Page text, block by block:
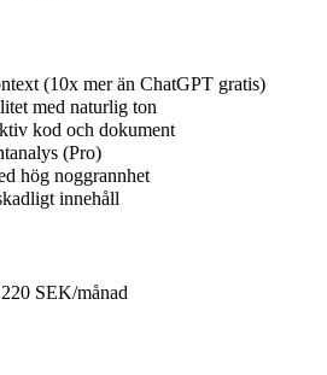
(10x mer än ChatGPT gratis)
med naturlig ton
kod och dokument
(Pro)
hög noggrannhet
innehåll
SEK/månad